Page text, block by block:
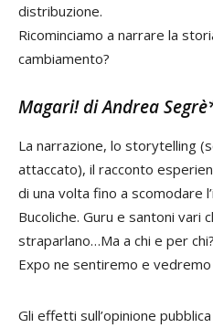
distribuzione.
Ricominciamo a narrare la
cambiamento?
Magari! diAndrea
La narrazione, lo storytelling
attaccato), il racconto
di una volta fino a scomodare
Bucoliche. Guru e santoni vari
straparlano…Ma a chi e per
Expo ne sentiremo e
Gli effetti sull’opinione